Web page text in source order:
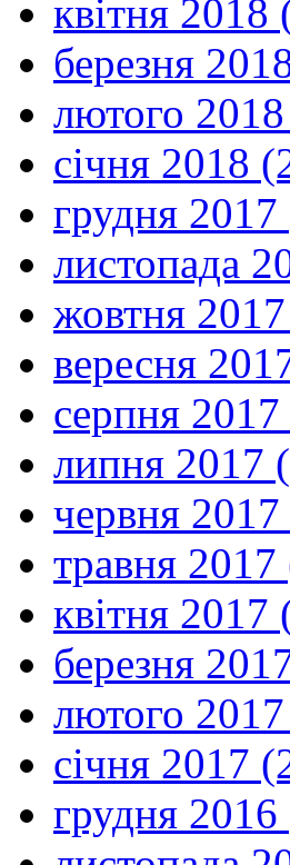
квітня 2018
березня
лютого
січня 2018
грудня
листопада
жовтня
вересня
серпня
липня 2017
червня
травня
квітня 2017
березня
лютого
січня 2017
грудня